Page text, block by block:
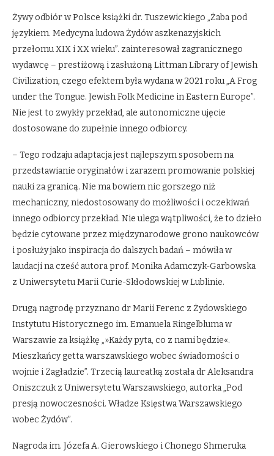
Żywy odbiór w Polsce książki dr. Tuszewickiego „Żaba pod
językiem. Medycyna ludowa Żydów aszkenazyjskich
przełomu XIX i XX wieku”. zainteresował zagranicznego
wydawcę – prestiżową i zasłużoną Littman Library of Jewish
Civilization, czego efektem była wydana w 2021 roku „A Frog
under the Tongue. Jewish Folk Medicine in Eastern Europe”.
Nie jest to zwykły przekład, ale autonomiczne ujęcie
dostosowane do zupełnie innego odbiorcy.
– Tego rodzaju adaptacja jest najlepszym sposobem na
przedstawianie oryginałów i zarazem promowanie polskiej
nauki za granicą. Nie ma bowiem nic gorszego niż
mechaniczny, niedostosowany do możliwości i oczekiwań
innego odbiorcy przekład. Nie ulega wątpliwości, że to dzieło
będzie cytowane przez międzynarodowe grono naukowców
i posłuży jako inspiracja do dalszych badań – mówiła w
laudacji na cześć autora prof. Monika Adamczyk-Garbowska
z Uniwersytetu Marii Curie-Skłodowskiej w Lublinie.
Drugą nagrodę przyznano dr Marii Ferenc z Żydowskiego
Instytutu Historycznego im. Emanuela Ringelbluma w
Warszawie za książkę „»Każdy pyta, co z nami będzie«.
Mieszkańcy getta warszawskiego wobec świadomości o
wojnie i Zagładzie”. Trzecią laureatką została dr Aleksandra
Oniszczuk z Uniwersytetu Warszawskiego, autorka „Pod
presją nowoczesności. Władze Księstwa Warszawskiego
wobec Żydów”.
Nagroda im. Józefa A. Gierowskiego i Chonego Shmeruka